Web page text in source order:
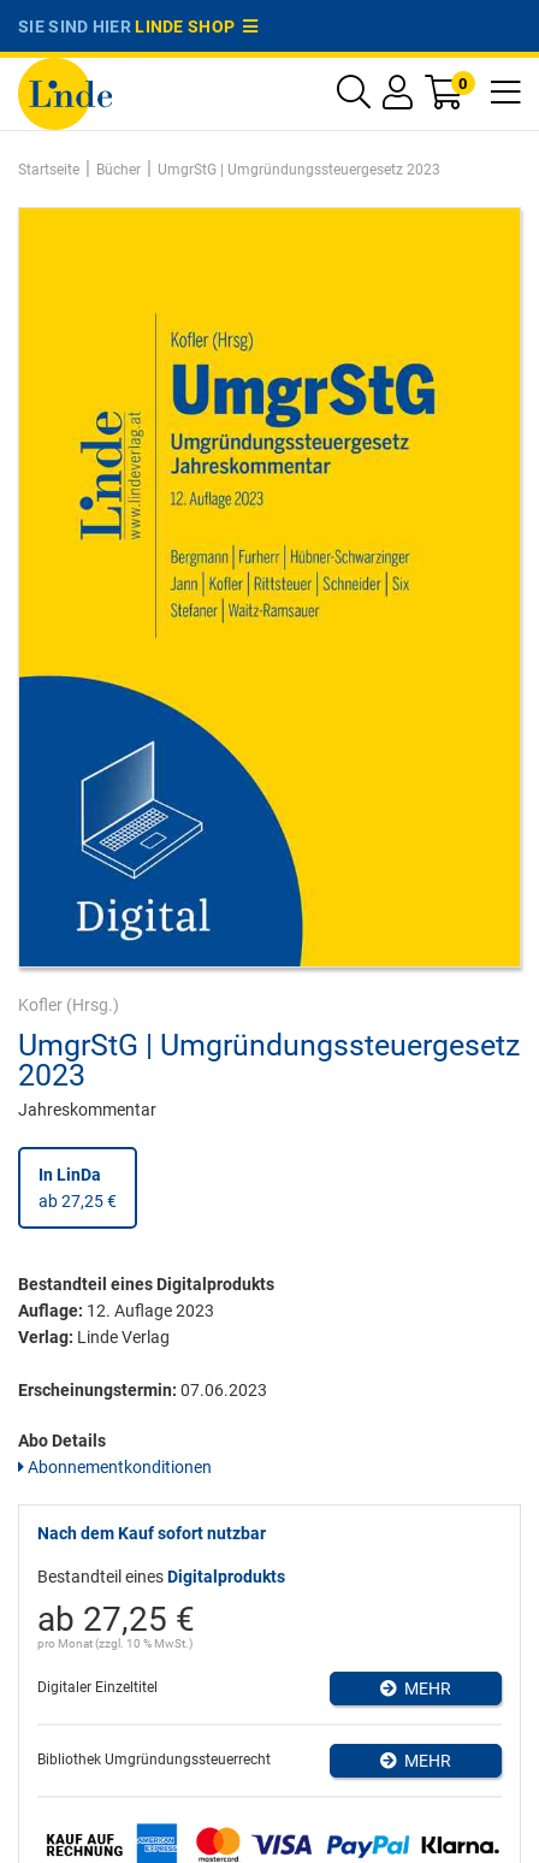
SIE SIND HIERLINDE SHOP
0
Startseite | Bücher | UmgrStG | Umgründungssteuergesetz 2023
Kofler (Hrsg.)
UmgrStG | Umgründungssteuergesetz
2023
Jahreskommentar
In LinDa
ab 27,25 €
Bestandteil eines Digitalprodukts
Auflage: 12. Auflage 2023
Verlag: Linde Verlag
Erscheinungstermin: 07.06.2023
Abo Details
Abonnementkonditionen
Nach dem Kauf sofort nutzbar
Bestandteil einesDigitalprodukts
ab 27,25 €
pro Monat (zzgl. 10 % MwSt.)
Digitaler Einzeltitel MEHR
Bibliothek Umgründungssteuerrecht MEHR